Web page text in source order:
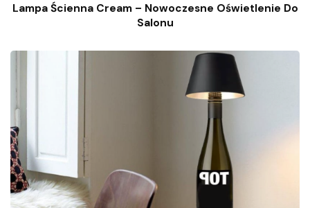
Lampa Ścienna Cream – Nowoczesne Oświetlenie Do
Salonu